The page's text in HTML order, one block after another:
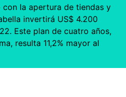
la apertura de tiendas y
invertirá US$ 4.200
Este plan de cuatro años,
resulta 11,2% mayor al